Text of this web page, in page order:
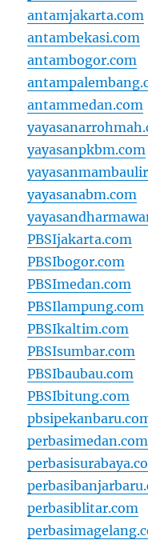
antamjakarta.com
antambekasi.com
antambogor.com
antammedan.com
yayasanpkbm.com
yayasanabm.com
PBSIjakarta.com
PBSIbogor.com
PBSImedan.com
PBSIlampung.com
PBSIkaltim.com
PBSIsumbar.com
PBSIbaubau.com
PBSIbitung.com
perbasimedan.com
perbasiblitar.com